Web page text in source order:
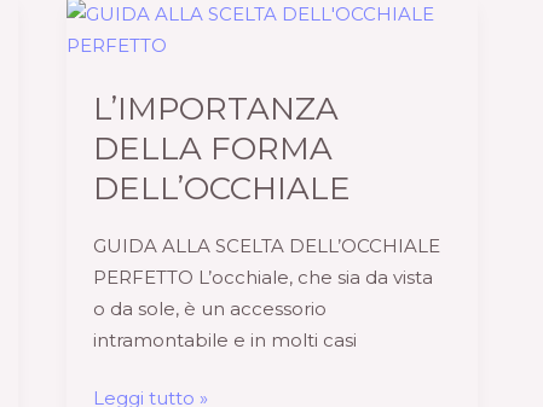
L’IMPORTANZA
DELLA FORMA
DELL’OCCHIALE
GUIDA ALLA SCELTA DELL’OCCHIALE
PERFETTO L’occhiale, che sia da vista
o da sole, è un accessorio
intramontabile e in molti casi
L’IMPORTANZA
DELLA
DELL’OCCHIALE
Leggi tutto »